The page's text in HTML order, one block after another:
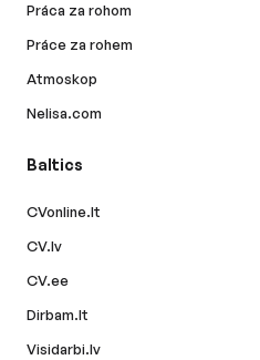
Práca za rohom
Práce za rohem
Atmoskop
Nelisa.com
Baltics
CVonline.lt
CV.lv
CV.ee
Dirbam.lt
Visidarbi.lv